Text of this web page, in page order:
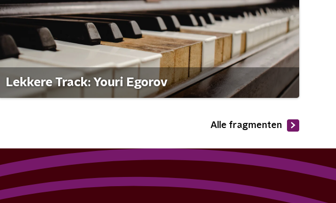
Lekkere Track: Youri Egorov
Alle fragmenten